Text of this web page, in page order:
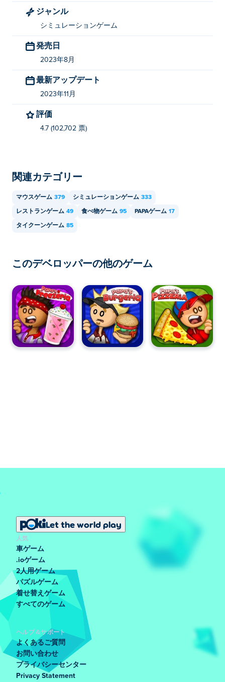
Burgeria、 Papa's Freezeria
Jacksmith
パパのパンケーキリアを無料でプレイするには
どうすればよいですか?
Papa's Pancakeria は Poki で無料でプレイできます。
ケーキリアをプレイできますか?
ジャンル
シミュレーションゲーム
発売日
2023年8月
最新アップデート
2023年11月
評価
4.7 (102,702 票)
関連カテゴリー
マウスゲーム 379 シミュレーションゲーム 333
レストランゲーム 49 食べ物ゲーム 95 PAPAゲーム 17
タイクーンゲーム 85
このデベロッパーの他のゲーム
Let the world play
人気
車ゲーム
.ioゲーム
2人用ゲーム
パズルゲーム
着せ替えゲーム
すべてのゲーム
ヘルプ＆サポート
よくあるご質問
お問い合わせ
プライバシーセンター
Privacy Statement